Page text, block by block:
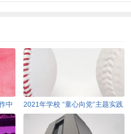
中
2021年学校 “童心向党”主题实践
教育活动方案[此文共1080字]